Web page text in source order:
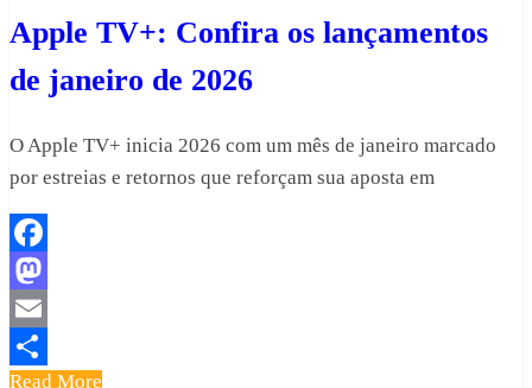
Apple TV+: Confira os lançamentos
de janeiro de 2026
O Apple TV+ inicia 2026 com um mês de janeiro marcado
por estreias e retornos que reforçam sua aposta em
Facebook
Mastodon
Email
Read More